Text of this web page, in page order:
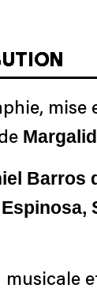
mise
Barros
musicale